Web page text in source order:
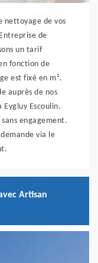
nettoyage de vos
de
un tarif
fonction de
est fixé en m².
auprès de nos
Escoulin.
engagement.
via le
Artisan